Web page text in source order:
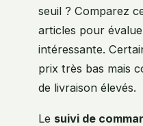
seuil ? Comparez
articles pour
intéressante.
prix très bas mais
de livraison élevés.
Le suivi de